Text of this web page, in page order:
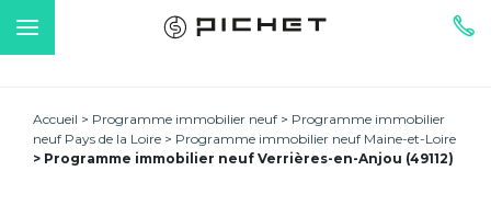
Accueil Programme immobilier neuf
Programme immobilier
neuf Pays de la Loire
Programme immobilier neuf Maine-et-Loire
Programme immobilier neuf Verrières-en-Anjou (49112)